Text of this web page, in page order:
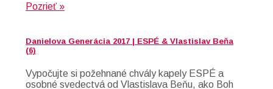
Pozrieť »
Danielova Generácia 2017 | ESPÉ & Vlastislav Beňa
(6)
Vypočujte si požehnané chvály kapely ESPÉ a
osobné svedectvá od Vlastislava Beňu, ako Boh